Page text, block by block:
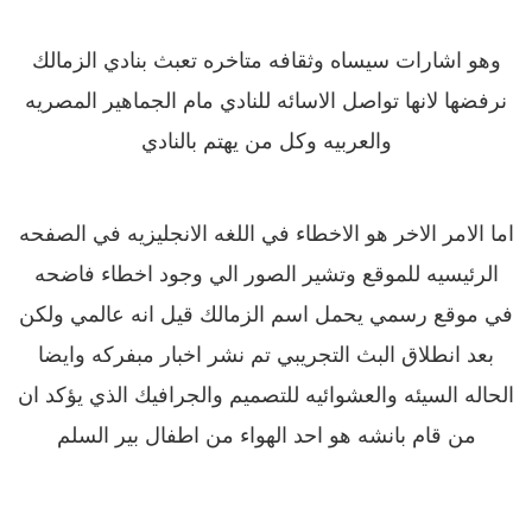
وهو اشارات سيساه وثقافه متاخره تعبث بنادي الزمالك
نرفضها لانها تواصل الاسائه للنادي مام الجماهير المصريه
والعربيه وكل من يهتم بالنادي
اما الامر الاخر هو الاخطاء في اللغه الانجليزيه في الصفحه
الرئيسيه للموقع وتشير الصور الي وجود اخطاء فاضحه
في موقع رسمي يحمل اسم الزمالك قيل انه عالمي ولكن
بعد انطلاق البث التجريبي تم نشر اخبار مبفركه وايضا
الحاله السيئه والعشوائيه للتصميم والجرافيك الذي يؤكد ان
من قام بانشه هو احد الهواء من اطفال بير السلم